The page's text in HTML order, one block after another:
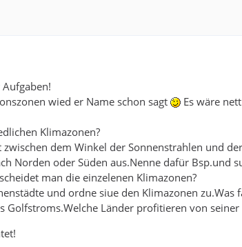
wied er Name schon sagt
Es wäre
Klimazonen?
dem Winkel der Sonnenstrahlen und
Norden oder Süden aus.Nenne dafür Bsp.und
man die einzelenen Klimazonen?
und ordne siue den Klimazonen zu.Was
Golfstroms.Welche Länder profitieren von